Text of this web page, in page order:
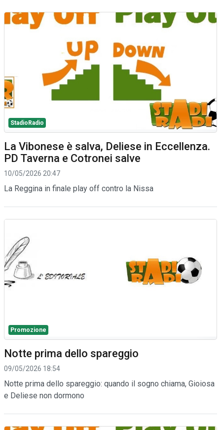
StadioRadio
La Vibonese è salva, Deliese in Eccellenza.
PD Taverna e Cotronei salve
10/05/2026 20:47
La Reggina in finale play off contro la Nissa
Promozione
Notte prima dello spareggio
09/05/2026 18:54
Notte prima dello spareggio: quando il sogno chiama, Gioiosa
e Deliese non dormono